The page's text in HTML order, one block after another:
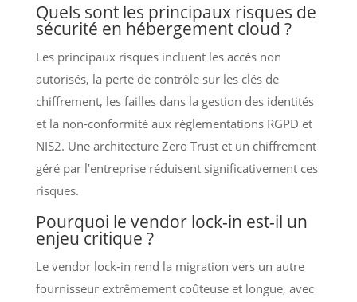
Quels sont les principaux risques de
sécurité en hébergement cloud ?
Les principaux risques incluent les accès non
autorisés, la perte de contrôle sur les clés de
chiffrement, les failles dans la gestion des identités
et la non-conformité aux réglementations RGPD et
NIS2. Une architecture Zero Trust et un chiffrement
géré par l’entreprise réduisent significativement ces
risques.
Pourquoi le vendor lock-in est-il un
enjeu critique ?
Le vendor lock-in rend la migration vers un autre
fournisseur extrêmement coûteuse et longue, avec